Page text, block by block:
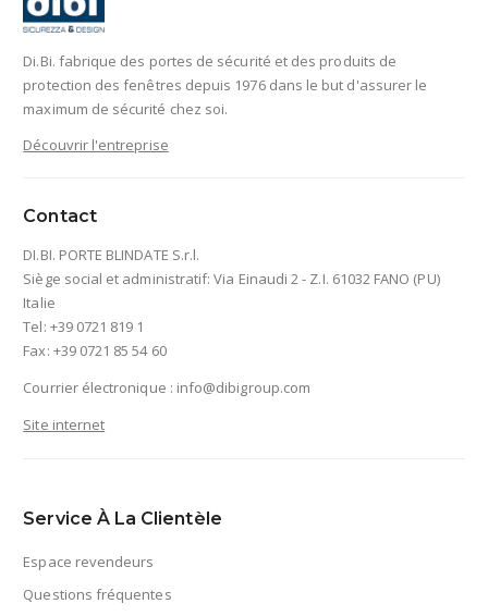
Di.Bi. fabrique des portes de sécurité et des produits de
protection des fenêtres depuis 1976 dans le but d'assurer le
maximum de sécurité chez soi.
Découvrir l'entreprise
Contact
DI.BI. PORTE BLINDATE S.r.l.
Siège social et administratif: Via Einaudi 2 - Z.I. 61032 FANO (PU)
Italie
Tel: +39 0721 819 1
Fax: +39 0721 85 54 60
Courrier électronique : info@dibigroup.com
Site internet
Service À La Clientèle
Espace revendeurs
Questions fréquentes